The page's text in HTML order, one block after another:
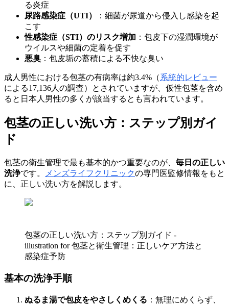
る炎症
尿路感染症（UTI）
：細菌が尿道から侵入し感染を起
こす
性感染症（STI）のリスク増加 ：包皮下の湿潤環境が
ウイルスや細菌の定着を促す
悪臭 ：包皮垢の蓄積による不快な臭い
成人男性における包茎の有病率は約3.4%（系統的レビュー
による17,136人の調査）とされていますが、仮性包茎を含め
ると日本人男性の多くが該当するとも言われています。
包茎の正しい洗い方：ステップ別ガイ
ド
包茎の衛生管理で最も基本的かつ重要なのが、 毎日の正しい
洗浄です。 メンズライフクリニックの専門医監修情報をもと
に、正しい洗い方を解説します。
包茎の正しい洗い方：ステップ別ガイド -
illustration for 包茎と衛生管理：正しいケア方法と
感染症予防
基本の洗浄手順
ぬるま湯で包皮をやさしくめくる ：無理にめくらず、